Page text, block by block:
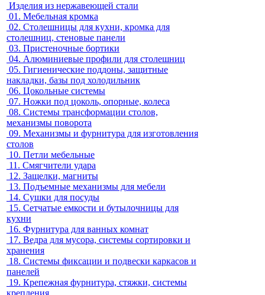
Изделия из нержавеющей стали
01. Мебельная кромка
02. Столешницы для кухни, кромка для
столешниц, стеновые панели
03. Пристеночные бортики
04. Алюминиевые профили для столешниц
05. Гигиенические поддоны, защитные
накладки, базы под холодильник
06. Цокольные системы
07. Ножки под цоколь, опорные, колеса
08. Системы трансформации столов,
механизмы поворота
09. Механизмы и фурнитура для изготовления
столов
10. Петли мебельные
11. Смягчители удара
12. Защелки, магниты
13. Подъемные механизмы для мебели
14. Сушки для посуды
15. Сетчатые емкости и бутылочницы для
кухни
16. Фурнитура для ванных комнат
17. Ведра для мусора, системы сортировки и
хранения
18. Системы фиксации и подвески каркасов и
панелей
19. Крепежная фурнитура, стяжки, системы
крепления